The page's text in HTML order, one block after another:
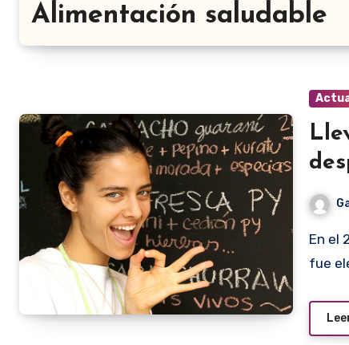
Alimentación saludable
En el 2008, deslumbró a nuestro país y el mundo cuando
fue